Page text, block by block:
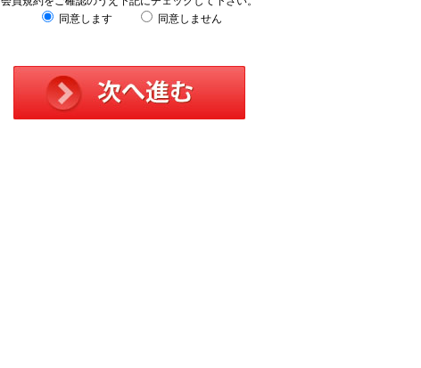
同意します
同意しません